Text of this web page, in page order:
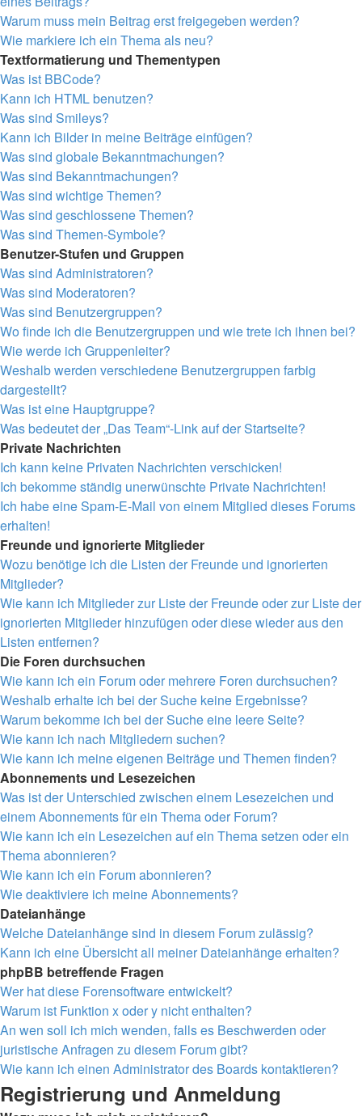
Warum muss mein Beitrag erst freigegeben werden?
Wie markiere ich ein Thema als neu?
Textformatierung und Thementypen
Was ist BBCode?
Kann ich HTML benutzen?
Was sind Smileys?
Kann ich Bilder in meine Beiträge einfügen?
Was sind globale Bekanntmachungen?
Was sind Bekanntmachungen?
Was sind wichtige Themen?
Was sind geschlossene Themen?
Was sind Themen-Symbole?
Benutzer-Stufen und Gruppen
Was sind Administratoren?
Was sind Moderatoren?
Was sind Benutzergruppen?
Wo finde ich die Benutzergruppen und wie trete ich ihnen bei?
Wie werde ich Gruppenleiter?
Weshalb werden verschiedene Benutzergruppen farbig
dargestellt?
Was ist eine Hauptgruppe?
Was bedeutet der „Das Team“-Link auf der Startseite?
Private Nachrichten
Ich kann keine Privaten Nachrichten verschicken!
Ich bekomme ständig unerwünschte Private Nachrichten!
Ich habe eine Spam-E-Mail von einem Mitglied dieses Forums
erhalten!
Freunde und ignorierte Mitglieder
Wozu benötige ich die Listen der Freunde und ignorierten
Mitglieder?
Wie kann ich Mitglieder zur Liste der Freunde oder zur Liste der
ignorierten Mitglieder hinzufügen oder diese wieder aus den
Listen entfernen?
Die Foren durchsuchen
Wie kann ich ein Forum oder mehrere Foren durchsuchen?
Weshalb erhalte ich bei der Suche keine Ergebnisse?
Warum bekomme ich bei der Suche eine leere Seite?
Wie kann ich nach Mitgliedern suchen?
Wie kann ich meine eigenen Beiträge und Themen finden?
Abonnements und Lesezeichen
Was ist der Unterschied zwischen einem Lesezeichen und
einem Abonnements für ein Thema oder Forum?
Wie kann ich ein Lesezeichen auf ein Thema setzen oder ein
Thema abonnieren?
Wie kann ich ein Forum abonnieren?
Wie deaktiviere ich meine Abonnements?
Dateianhänge
Welche Dateianhänge sind in diesem Forum zulässig?
Kann ich eine Übersicht all meiner Dateianhänge erhalten?
phpBB betreffende Fragen
Wer hat diese Forensoftware entwickelt?
Warum ist Funktion x oder y nicht enthalten?
An wen soll ich mich wenden, falls es Beschwerden oder
juristische Anfragen zu diesem Forum gibt?
Wie kann ich einen Administrator des Boards kontaktieren?
Registrierung und Anmeldung